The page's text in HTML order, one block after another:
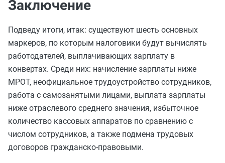
Заключение
Подведу итоги, итак: существуют шесть основных
маркеров, по которым налоговики будут вычислять
работодателей, выплачивающих зарплату в
конвертах. Среди них: начисление зарплаты ниже
МРОТ, неофициальное трудоустройство сотрудников,
работа с самозанятыми лицами, выплата зарплаты
ниже отраслевого среднего значения, избыточное
количество кассовых аппаратов по сравнению с
числом сотрудников, а также подмена трудовых
договоров гражданско-правовыми.